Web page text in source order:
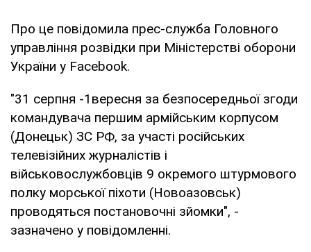
Про це повідомила прес-служба Головного
управління розвідки при Міністерстві оборони
України у Facebook.
"31 серпня -1вересня за безпосередньої згоди
командувача першим армійським корпусом
(Донецьк) ЗС РФ, за участі російських
телевізійних журналістів і
військовослужбовців 9 окремого штурмового
полку морської піхоти (Новоазовськ)
проводяться постановочні зйомки", -
зазначено у повідомленні.